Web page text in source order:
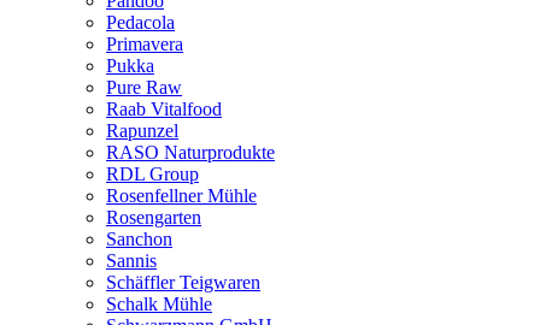
Pedacola
Primavera
Pukka
Pure Raw
Raab Vitalfood
Rapunzel
RASO Naturprodukte
RDL Group
Rosenfellner Mühle
Rosengarten
Sanchon
Sannis
Schäffler Teigwaren
Schalk Mühle